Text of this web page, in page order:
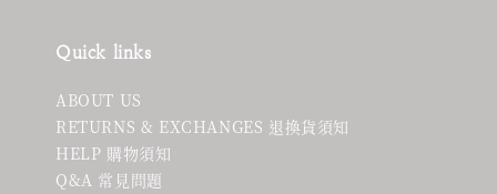
Quick links
ABOUT US
RETURNS & EXCHANGES 退換貨須知
HELP 購物須知
Q&A 常見問題